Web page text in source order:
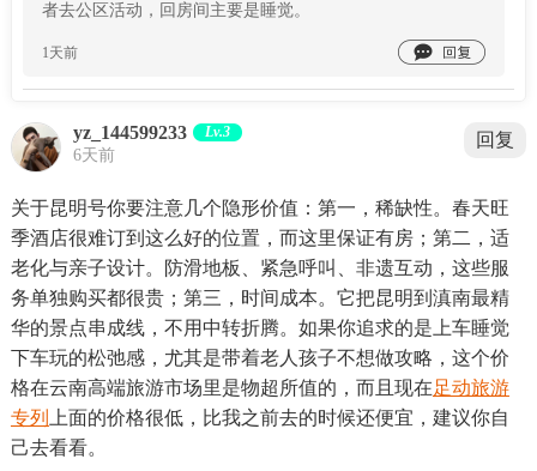
者去公区活动，回房间主要是睡觉。
1天前 
yz_144599233 Lv.3
6天前
回复
关于昆明号你要注意几个隐形价值：第一，稀缺性。春天旺
季酒店很难订到这么好的位置，而这里保证有房；第二，适
老化与亲子设计。防滑地板、紧急呼叫、非遗互动，这些服
务单独购买都很贵；第三，时间成本。它把昆明到滇南最精
华的景点串成线，不用中转折腾。如果你追求的是上车睡觉
下车玩的松弛感，尤其是带着老人孩子不想做攻略，这个价
格在云南高端旅游市场里是物超所值的，而且现在足动旅游
专列 上面的价格很低，比我之前去的时候还便宜，建议你自
己去看看。